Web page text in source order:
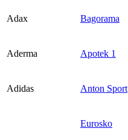
Adax Bagorama
Aderma Apotek 1
Adidas Anton Sport
Eurosko